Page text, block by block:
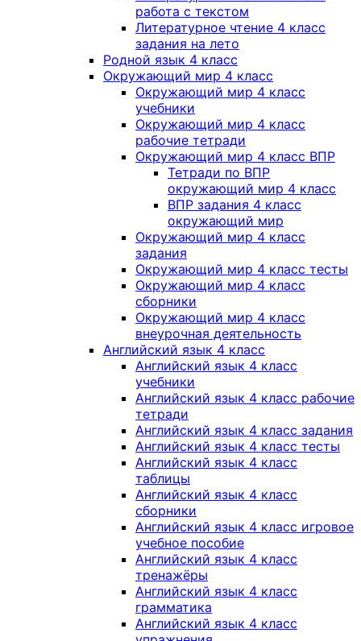
работа с текстом
Литературное чтение 4 класс
задания на лето
Родной язык 4 класс
Окружающий мир 4 класс
Окружающий мир 4 класс
учебники
Окружающий мир 4 класс
рабочие тетради
Окружающий мир 4 класс ВПР
Тетради по ВПР
окружающий мир 4 класс
ВПР задания 4 класс
окружающий мир
Окружающий мир 4 класс
задания
Окружающий мир 4 класс тесты
Окружающий мир 4 класс
сборники
Окружающий мир 4 класс
внеурочная деятельность
Английский язык 4 класс
Английский язык 4 класс
учебники
Английский язык 4 класс рабочие
тетради
Английский язык 4 класс задания
Английский язык 4 класс тесты
Английский язык 4 класс
таблицы
Английский язык 4 класс
сборники
Английский язык 4 класс игровое
учебное пособие
Английский язык 4 класс
тренажёры
Английский язык 4 класс
грамматика
Английский язык 4 класс